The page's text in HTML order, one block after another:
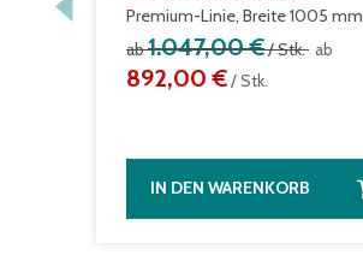
Premium-Linie, Breite 1005 mm
ab1.047,00 €/ Stk. ab
892,00 €/ Stk.
IN DEN WARENKORB